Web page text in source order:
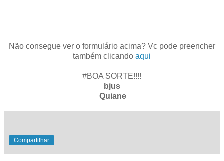
Não consegue ver o formulário acima? Vc pode preencher
também clicando aqui
#BOA SORTE!!!!
bjus
Quiane
Compartilhar